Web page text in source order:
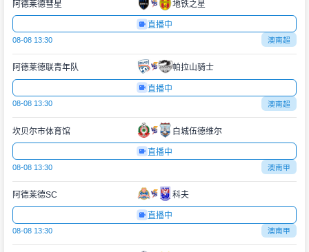
阿德莱德彗星 地铁之星
直播中
08-08 13:30 澳南超
阿德莱德联青年队 帕拉山骑士
直播中
08-08 13:30 澳南超
坎贝尔市体育馆 白城伍德维尔
直播中
08-08 13:30 澳南甲
阿德莱德SC 科夫
直播中
08-08 13:30 澳南甲